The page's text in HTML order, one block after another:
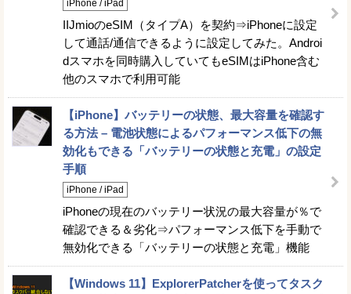
iPhone / iPad
IIJmioのeSIM（タイプA）を契約⇒iPhoneに設定
して通話/通信できるように設定してみた。Androi
dスマホを同時購入していてもeSIMはiPhone含む
他のスマホで利用可能
【iPhone】バッテリーの状態、最大容量を確認す
る方法 – 電池状態によるパフォーマンス低下の無
効化もできる「バッテリーの状態と充電」の設定
手順
iPhone / iPad
iPhoneの現在のバッテリー状況の最大容量が％で
確認できる＆劣化⇒パフォーマンス低下を手動で
無効化できる「バッテリーの状態と充電」機能
【Windows 11】ExplorerPatcherを使ってタスク